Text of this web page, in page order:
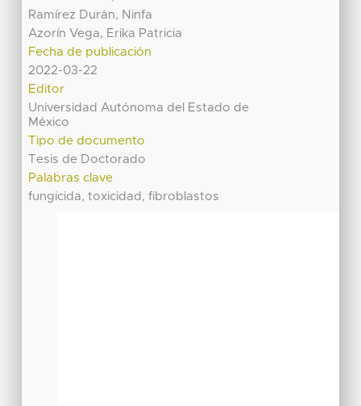
Ramírez Durán, Ninfa
Azorín Vega, Erika Patricia
Fecha de publicación
2022-03-22
Editor
Universidad Autónoma del Estado de
México
Tipo de documento
Tesis de Doctorado
Palabras clave
fungicida, toxicidad, fibroblastos